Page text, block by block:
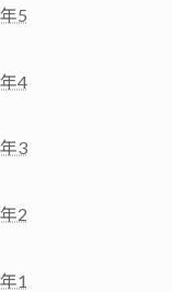
5
4
3
2
1